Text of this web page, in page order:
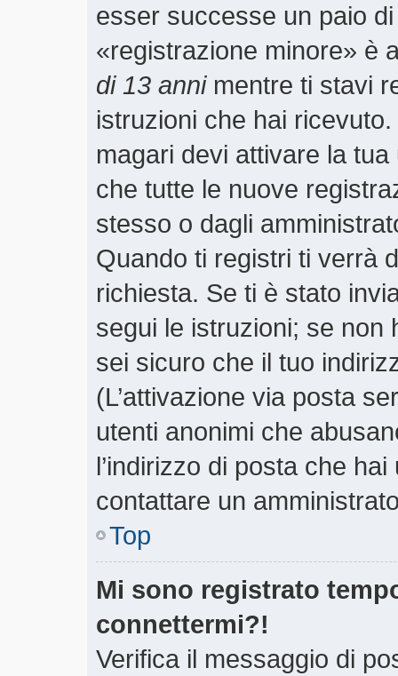
esser successe un paio
«registrazione minore» è
di 13 annimentre ti stavi
istruzioni che hai
magari devi attivare la
che tutte le nuove
stesso o dagli
Quando ti registri ti verrà
richiesta. Se ti è stato
segui le istruzioni; se non
sei sicuro che il tuo
(L’attivazione via posta
utenti anonimi che
l’indirizzo di posta che
contattare un
Top
Mi sono registrato
connettermi?!
Verifica il messaggio di